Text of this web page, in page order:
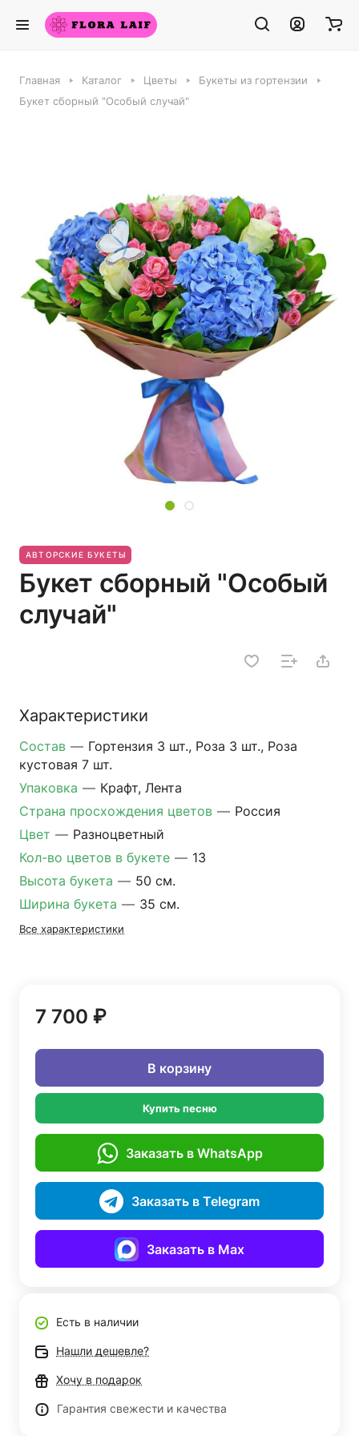
Главная Каталог Цветы
Букеты из гортензии
Букет сборный "Особый случай"
АВТОРСКИЕ БУКЕТЫ
Букет сборный "Особый
случай"
Характеристики
Состав — Гортензия 3 шт., Роза 3 шт., Роза
кустовая 7 шт.
Упаковка — Крафт, Лента
Страна просхождения цветов — Россия
Цвет — Разноцветный
Кол-во цветов в букете — 13
Высота букета — 50 см.
Ширина букета — 35 см.
Все характеристики
7 700 ₽
В корзину
Купить песню
Заказать в WhatsApp
Заказать в Telegram
Заказать в Max
Есть в наличии
Нашли дешевле?
Хочу в подарок
Гарантия свежести и качества